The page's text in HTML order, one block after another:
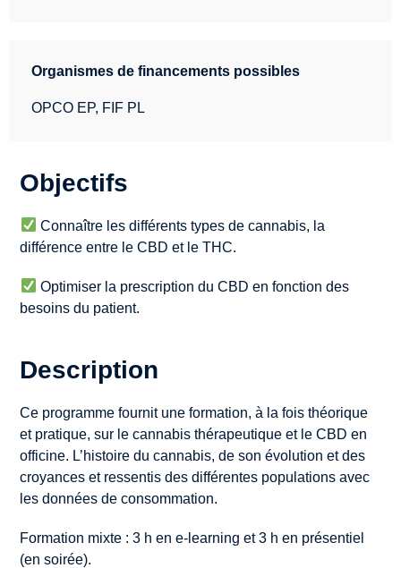
Organismes de financements possibles
OPCO EP, FIF PL
Objectifs
Connaître les différents types de cannabis, la
différence entre le CBD et le THC.
Optimiser la prescription du CBD en fonction des
besoins du patient.
Description
Ce programme fournit une formation, à la fois théorique
et pratique, sur le cannabis thérapeutique et le CBD en
officine. L’histoire du cannabis, de son évolution et des
croyances et ressentis des différentes populations avec
les données de consommation.
Formation mixte : 3 h en e-learning et 3 h en présentiel
(en soirée).